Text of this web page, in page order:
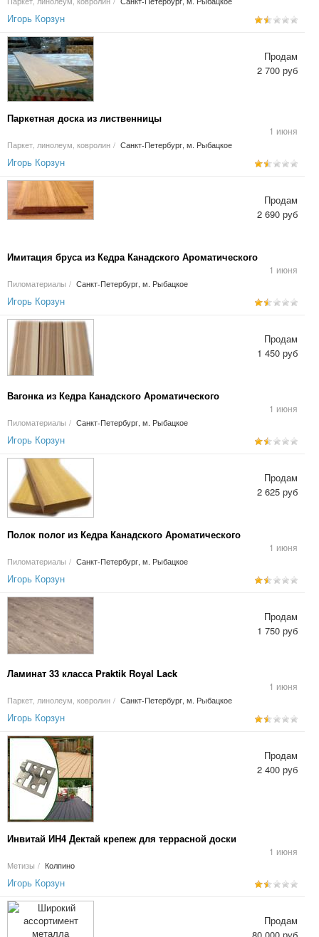
Игорь Корзун
Паркетная доска из лиственницы
1 июня
Паркет, линолеум, ковролин / Санкт-Петербург, м. Рыбацкое
Продам
2 700 руб
Игорь Корзун
Имитация бруса из Кедра Канадского Ароматического
1 июня
Пиломатериалы / Санкт-Петербург, м. Рыбацкое
Продам
2 690 руб
Игорь Корзун
Вагонка из Кедра Канадского Ароматического
1 июня
Пиломатериалы / Санкт-Петербург, м. Рыбацкое
Продам
1 450 руб
Игорь Корзун
Полок полог из Кедра Канадского Ароматического
1 июня
Пиломатериалы / Санкт-Петербург, м. Рыбацкое
Продам
2 625 руб
Игорь Корзун
Ламинат 33 класса Praktik Royal Lack
1 июня
Паркет, линолеум, ковролин / Санкт-Петербург, м. Рыбацкое
Продам
1 750 руб
Игорь Корзун
Инвитай ИН4 Дектай крепеж для террасной доски
1 июня
Метизы / Колпино
Продам
2 400 руб
Игорь Корзун
Продам